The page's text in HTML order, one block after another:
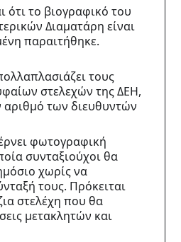
ότι το βιογραφικό του
Διαματάρη είναι
παραιτήθηκε.
τους
στελεχών της ΔΕΗ,
αριθμό των διευθυντών
φωτογραφική
συνταξιούχοι θα
χωρίς να
τους. Πρόκειται
στελέχη που θα
μετακλητών και